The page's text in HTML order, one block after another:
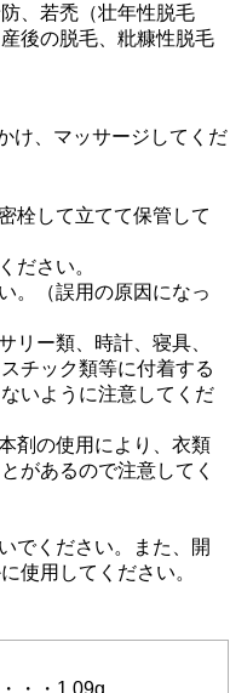
、若禿（壮年性脱毛
後の脱毛、粃糠性脱毛
け、マッサージしてくだ
栓して立てて保管して
ださい。
。（誤用の原因になっ
リー類、時計、寝具、
チック類等に付着する
いように注意してくだ
剤の使用により、衣類
があるので注意してく
でください。また、開
使用してください。
・・1.09g